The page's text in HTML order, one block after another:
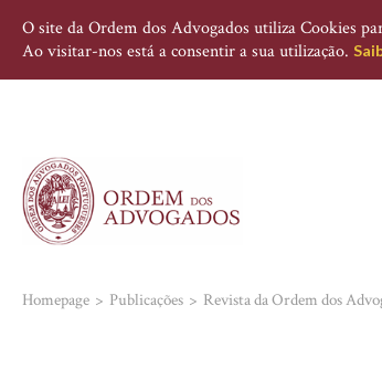
O site da Ordem dos Advogados utiliza Cookies
Ao visitar-nos está a consentir a sua utilização.
Homepage Publicações Revista da Ordem dos